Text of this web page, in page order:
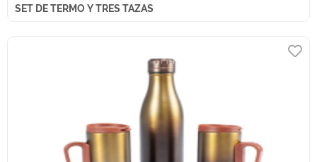
SET DE TERMO Y TRES TAZAS